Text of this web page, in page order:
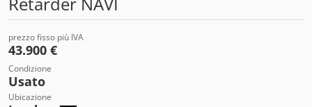
prezzo fisso più IVA
43.900 €
Condizione
Usato
Ubicazione